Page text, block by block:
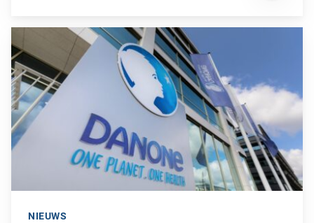
GA NAAR “ZO VERGROOT DANONE HET
NIEUWS